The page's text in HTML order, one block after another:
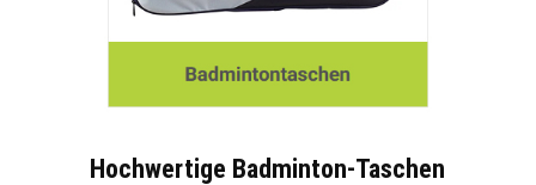
Hochwertige Badminton-Taschen